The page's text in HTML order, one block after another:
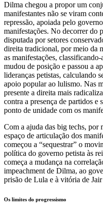
Dilma chegou a propor um
manifestantes não se viram
repressão, apoiada pelo
manifestações. No decorrer do
disputada por setores
direita tradicional, por meio da
as manifestações,
mudou de posição e passou a
lideranças petistas, calculando
apoio popular ao lulismo. Nas
presente a direita mais
contra a presença de partidos
ponto de unidade com os
Com a ajuda das big techs,
espaço de articulação dos
começou a “sequestrar” o
política do governo petista às
começa a mudança na
impeachment de Dilma, ao
prisão de Lula e à vitória de
Os limites do progressismo